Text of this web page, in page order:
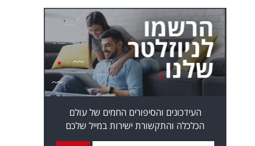
העידכונים והסיפורים החמים של עולם
הכלכלה והתקשורת ישירות במייל שלכם